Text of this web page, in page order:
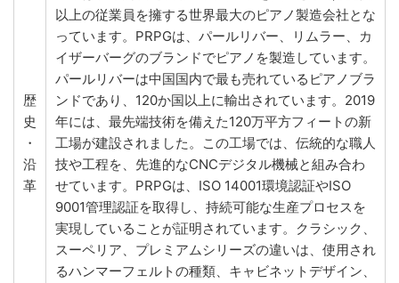
歴
史
・
沿
革
以上の従業員を擁する世界最大のピアノ製造会社とな
っています。PRPGは、パールリバー、リムラー、カ
イザーバーグのブランドでピアノを製造しています。
パールリバーは中国国内で最も売れているピアノブラ
ンドであり、120か国以上に輸出されています。2019
年には、最先端技術を備えた120万平方フィートの新
工場が建設されました。この工場では、伝統的な職人
技や工程を、先進的なCNCデジタル機械と組み合わ
せています。PRPGは、ISO 14001環境認証やISO
9001管理認証を取得し、持続可能な生産プロセスを
実現していることが証明されています。クラシック、
スーペリア、プレミアムシリーズの違いは、使用され
るハンマーフェルトの種類、キャビネットデザイン、